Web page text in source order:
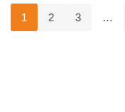
1 2 3 …